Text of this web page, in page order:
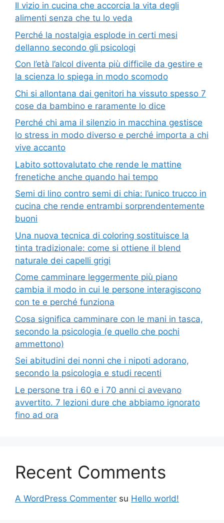
Il vizio in cucina che accorcia la vita degli
alimenti senza che tu lo veda
Perché la nostalgia esplode in certi mesi
dellanno secondo gli psicologi
Con l’età l’alcol diventa più difficile da gestire e
la scienza lo spiega in modo scomodo
Chi si allontana dai genitori ha vissuto spesso 7
cose da bambino e raramente lo dice
Perché chi ama il silenzio in macchina gestisce
lo stress in modo diverso e perché importa a chi
vive accanto
Labito sottovalutato che rende le mattine
frenetiche anche quando hai tempo
Semi di lino contro semi di chia: l’unico trucco in
cucina che rende entrambi sorprendentemente
buoni
Una nuova tecnica di coloring sostituisce la
tinta tradizionale: come si ottiene il blend
naturale dei capelli grigi
Come camminare leggermente più piano
cambia il modo in cui le persone interagiscono
con te e perché funziona
Cosa significa camminare con le mani in tasca,
secondo la psicologia (e quello che pochi
ammettono)
Sei abitudini dei nonni che i nipoti adorano,
secondo la psicologia e studi recenti
Le persone tra i 60 e i 70 anni ci avevano
avvertito. 7 lezioni dure che abbiamo ignorato
fino ad ora
Recent Comments
A WordPress Commenter su Hello world!